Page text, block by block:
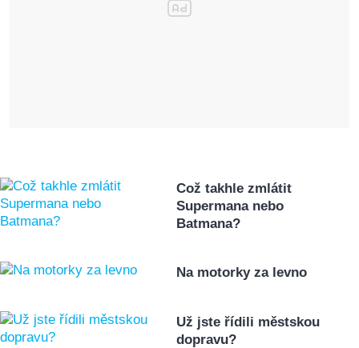
Což takhle zmlátit
Supermana nebo
Batmana?
Na motorky za levno
Už jste řídili městskou
dopravu?